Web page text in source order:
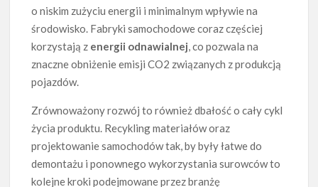
o niskim zużyciu energii i minimalnym wpływie na
środowisko. Fabryki samochodowe coraz częściej
korzystają z energii odnawialnej, co pozwala na
znaczne obniżenie emisji CO2 związanych z produkcją
pojazdów.
Zrównoważony rozwój to również dbałość o cały cykl
życia produktu. Recykling materiałów oraz
projektowanie samochodów tak, by były łatwe do
demontażu i ponownego wykorzystania surowców to
kolejne kroki podejmowane przez branżę